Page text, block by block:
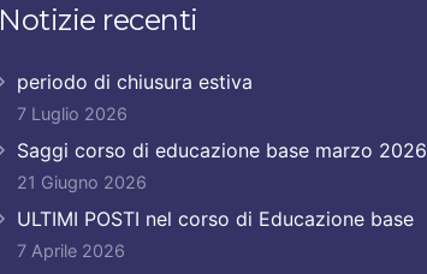
Notizie recenti
periodo di chiusura estiva
7 Luglio 2026
Saggi corso di educazione base marzo 2026
21 Giugno 2026
ULTIMI POSTI nel corso di Educazione base
7 Aprile 2026